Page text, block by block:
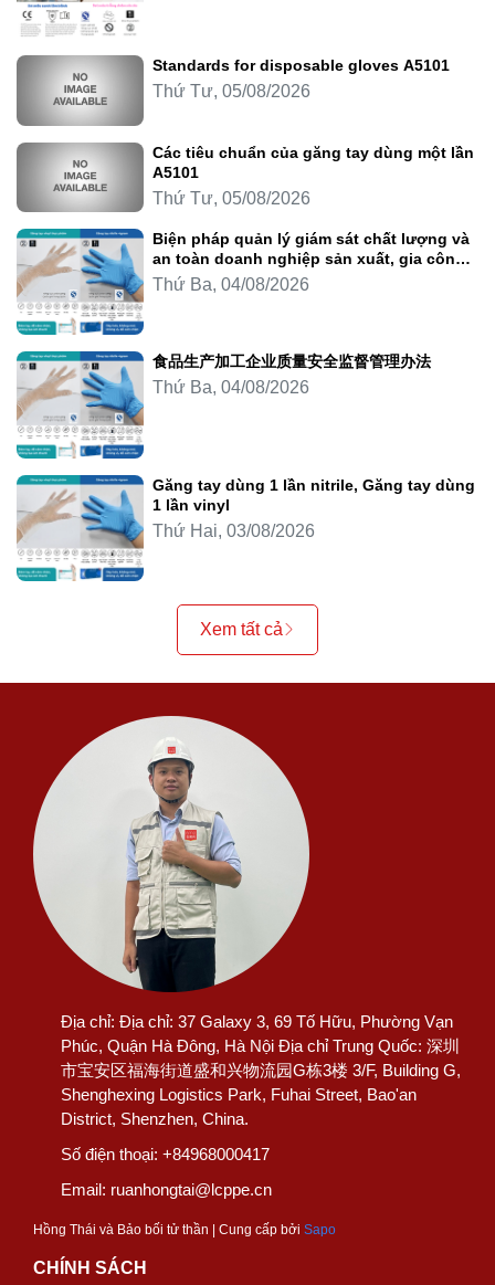
Standards for disposable gloves A5101
Thứ Tư, 05/08/2026
Các tiêu chuẩn của găng tay dùng một lần
A5101
Thứ Tư, 05/08/2026
Biện pháp quản lý giám sát chất lượng và
an toàn doanh nghiệp sản xuất, gia công
thực phẩm
Thứ Ba, 04/08/2026
食品生产加工企业质量安全监督管理办法
Thứ Ba, 04/08/2026
Găng tay dùng 1 lần nitrile, Găng tay dùng
1 lần vinyl
Thứ Hai, 03/08/2026
Xem tất cả
Địa chỉ: Địa chỉ: 37 Galaxy 3, 69 Tố Hữu, Phường Vạn
Phúc, Quận Hà Đông, Hà Nội Địa chỉ Trung Quốc: 深圳
市宝安区福海街道盛和兴物流园G栋3楼 3/F, Building G,
Shenghexing Logistics Park, Fuhai Street, Bao'an
District, Shenzhen, China.
Số điện thoại: +84968000417
Email: ruanhongtai@lcppe.cn
Hồng Thái và Bảo bối tử thần | Cung cấp bởi Sapo
CHÍNH SÁCH